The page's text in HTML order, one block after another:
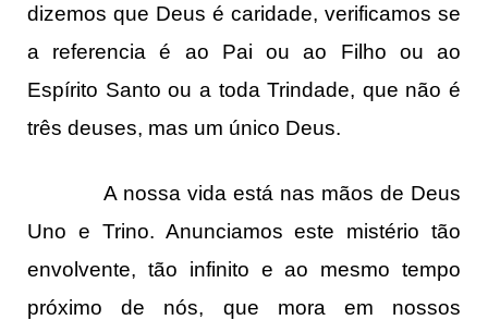
dizemos que Deus é caridade, verificamos se
a referencia é ao Pai ou ao Filho ou ao
Espírito Santo ou a toda Trindade, que não é
três deuses, mas um único Deus.
A nossa vida está nas mãos de Deus
Uno e Trino. Anunciamos este mistério tão
envolvente, tão infinito e ao mesmo tempo
próximo de nós, que mora em nossos